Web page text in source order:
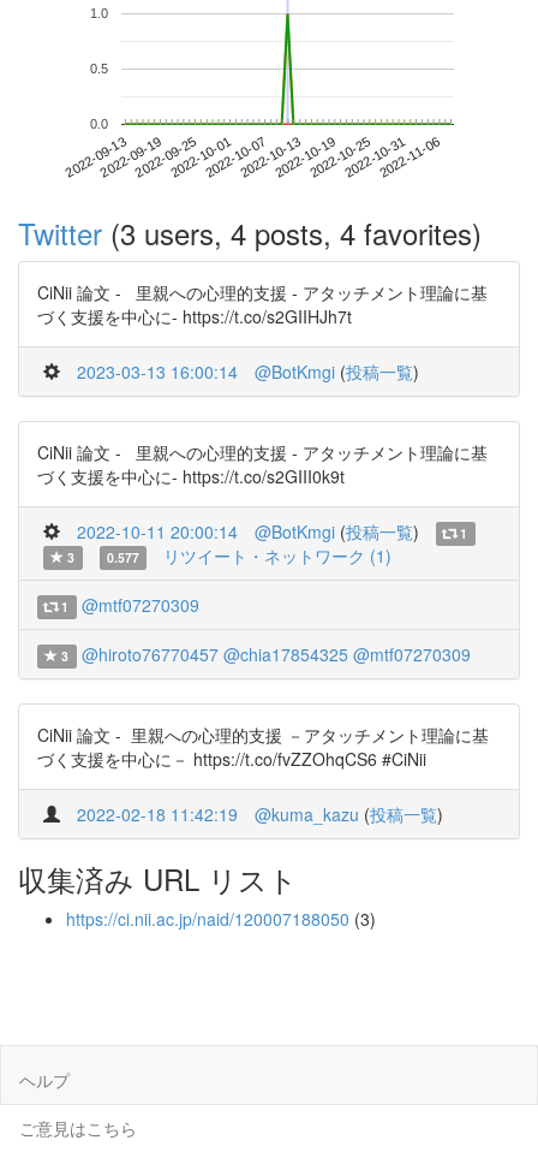
2022-09-132022-09-192022-09-252022-10-012022-10-072022-10-132022-10-192022-10-252022-10-312022-11-06
0.0
0.5
1.0
Twitter (3 users, 4 posts, 4 favorites)
CiNii 論文 - 里親への心理的支援 - アタッチメント理論に基
づく支援を中心に- https://t.co/s2GIIHJh7t
2023-03-13 16:00:14 @BotKmgi (投稿一覧)
CiNii 論文 - 里親への心理的支援 - アタッチメント理論に基
づく支援を中心に- https://t.co/s2GIII0k9t
2022-10-11 20:00:14 @BotKmgi (投稿一覧)
1
3
0.577 リツイート・ネットワーク (1)
1 @mtf07270309
3 @hiroto76770457 @chia17854325 @mtf07270309
CiNii 論文 - 里親への心理的支援 －アタッチメント理論に基
づく支援を中心に－ https://t.co/fvZZOhqCS6 #CiNii
2022-02-18 11:42:19 @kuma_kazu (投稿一覧)
収集済み URL リスト
https://ci.nii.ac.jp/naid/120007188050 (3)
ヘルプ
ご意見はこちら